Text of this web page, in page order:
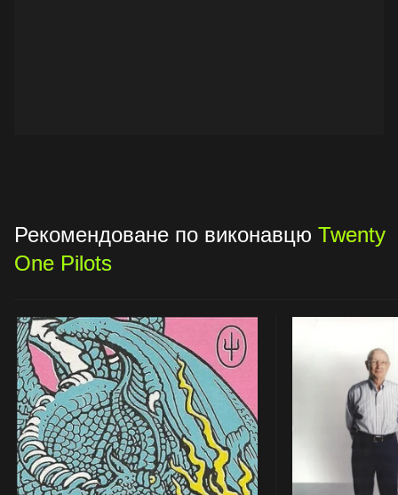
Рекомендоване по виконавцю Twenty
One Pilots